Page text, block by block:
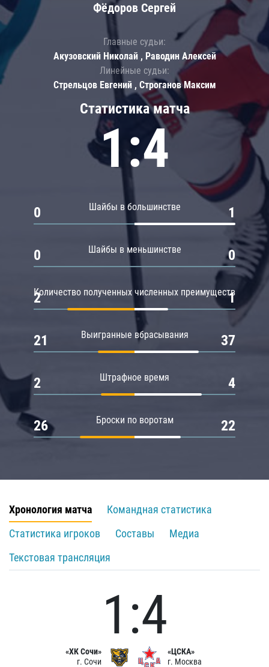
Статистика матча
1:4
Шайбы в большинстве
0 1
Шайбы в меньшинстве
0 0
Количество полученных численных преимуществ
2 1
Выигранные вбрасывания
21 37
Штрафное время
2 4
Броски по воротам
26 22
Фёдоров Сергей
Главные судьи:
Акузовский Николай , Раводин Алексей
Линейные судьи:
Стрельцов Евгений , Строганов Максим
Хронология матча
Командная статистика
Статистика игроков
Составы
Медиа
Текстовая трансляция
«ХК Сочи»
г. Сочи
1:4
«ЦСКА»
г. Москва